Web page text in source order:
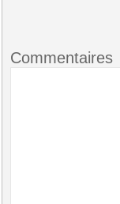
Commentaires